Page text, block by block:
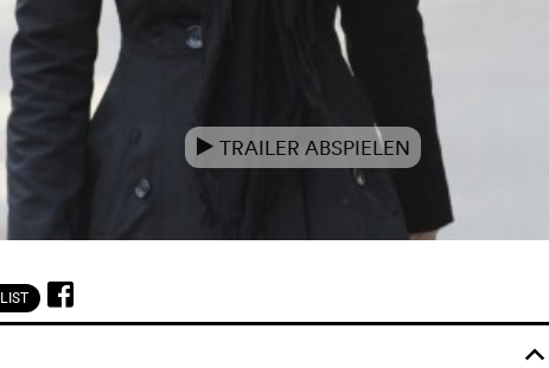
e TRAILER ABSPIELEN
o